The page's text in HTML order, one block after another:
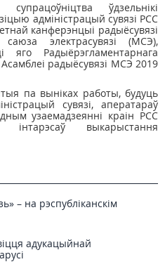
ўдзельнікі
адміністрацый сувязі РСС
канферэнцыі радыёсувязі
электрасувязі (МСЭ),
Радыёрэгламентарнага
радыёсувязі МСЭ 2019
па выніках работы, будуць
сувязі, аператараў
узаемадзеянні краін РСС
выкарыстання
– на рэспубліканскім
адукацыйнай